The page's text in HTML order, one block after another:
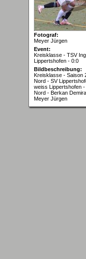
Fotograf:
Meyer Jürgen
Event:
Kreisklasse - TSV
Lippertshofen - 0:0
Bildbeschreibung:
Kreisklasse - Saison
Nord - SV
weiss Lippertshofen
Nord - Berkan
Meyer Jürgen